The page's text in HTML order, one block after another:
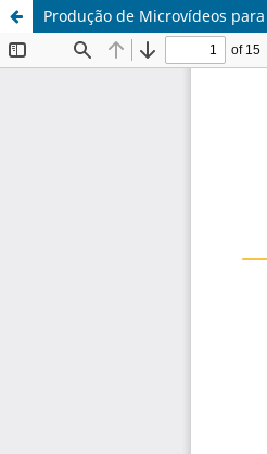
Produção de Microvídeos